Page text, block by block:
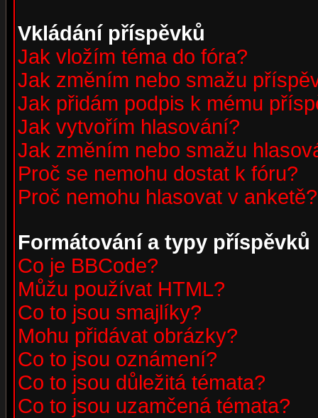
Vkládání příspěvků
Jak vložím téma do fóra?
Jak změním nebo smažu
Jak přidám podpis k mému
Jak vytvořím hlasování?
Jak změním nebo smažu
Proč se nemohu dostat k fóru?
Proč nemohu hlasovat v anketě?
Formátování a typy příspěvků
Co je BBCode?
Můžu používat HTML?
Co to jsou smajlíky?
Mohu přidávat obrázky?
Co to jsou oznámení?
Co to jsou důležitá témata?
Co to jsou uzamčená témata?